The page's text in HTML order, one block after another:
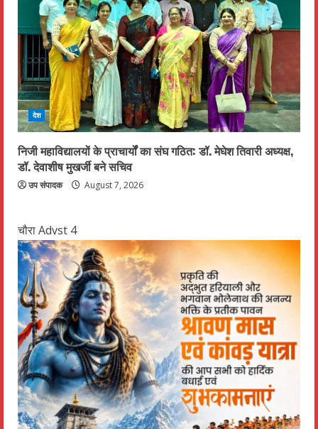
देश
निजी महाविद्यालयों के प्राचार्यों का संघ गठित: डॉ. मेघेश तिवारी अध्यक्ष,
डॉ. देवाशीष मुखर्जी बने सचिव
उप संपादक August 7, 2026
चौरा Advst 4